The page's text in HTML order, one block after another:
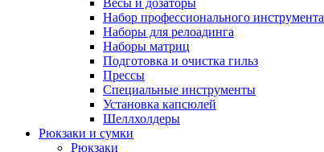
Весы и дозаторы
Набор профессионального инструмента
Наборы для релоадинга
Наборы матриц
Подготовка и очистка гильз
Прессы
Специальные инструменты
Установка капсюлей
Шеллхолдеры
Рюкзаки и сумки
Рюкзаки